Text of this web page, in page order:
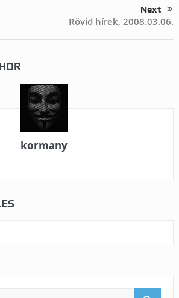
Next
Rövid hírek, 2008.03.06.
kormany